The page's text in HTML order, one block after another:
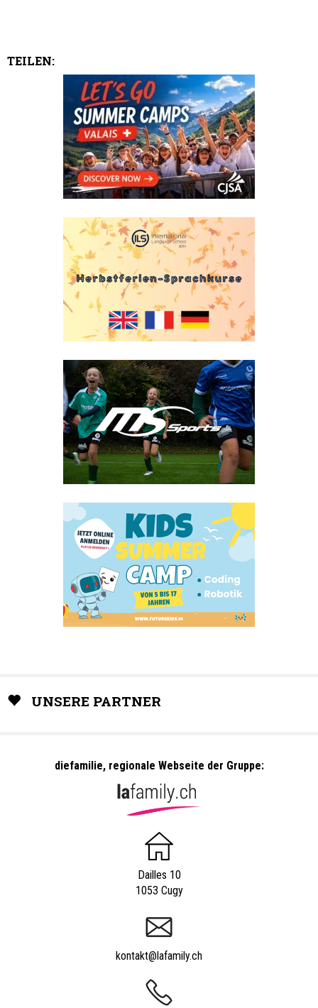
TEILEN:
UNSERE PARTNER
diefamilie, regionale Webseite der Gruppe:
Dailles 10
1053 Cugy
kontakt@lafamily.ch